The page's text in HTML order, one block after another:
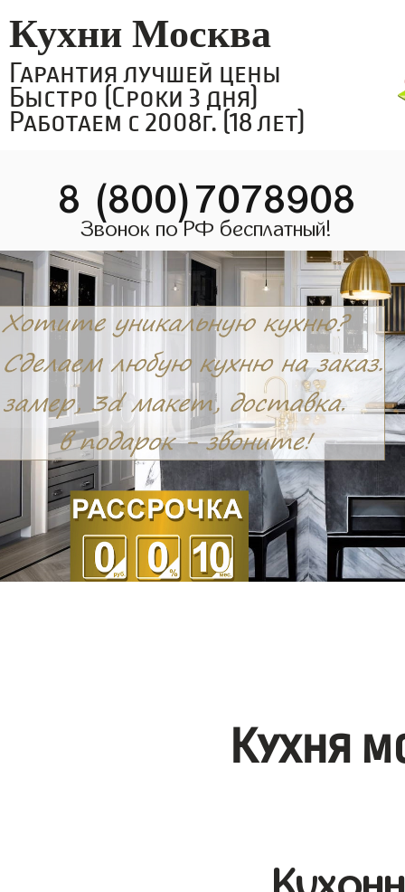
Кухни Москва
Гарантия лучшей цены
Быстро (Сроки 3 дня)
Работаем с 2008г. (18 лет)
8 (800)7078908
Звонок по РФ бесплатный!
Кухня